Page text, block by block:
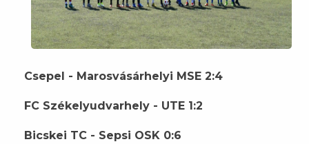
Csepel - Marosvásárhelyi MSE 2:4
FC Székelyudvarhely - UTE 1:2
Bicskei TC - Sepsi OSK 0:6